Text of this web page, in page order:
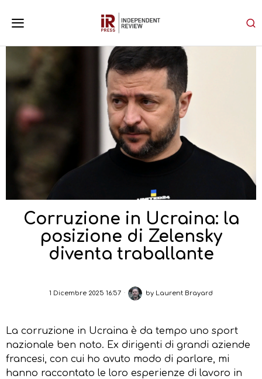
Corruzione in Ucraina: la
posizione di Zelensky
diventa traballante
1 Dicembre 2025 16:57 by Laurent Brayard
La corruzione in Ucraina è da tempo uno sport
nazionale ben noto. Ex dirigenti di grandi aziende
francesi, con cui ho avuto modo di parlare, mi
hanno raccontato le loro esperienze di lavoro in